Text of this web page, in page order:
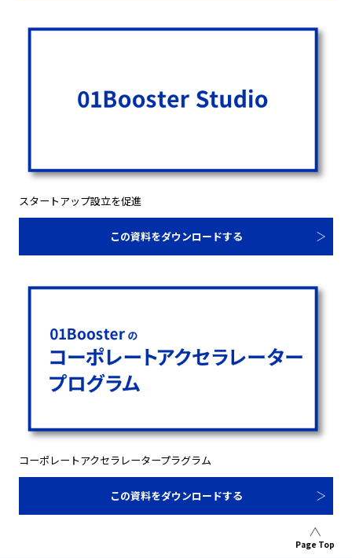
スタートアップ設立を促進
この資料をダウンロードする
コーポレートアクセラレータープラグラム
この資料をダウンロードする
Page Top